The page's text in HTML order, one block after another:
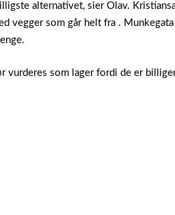
alternativet, sier Olav.
vegger som går helt fra .
vurderes som lager fordi de er